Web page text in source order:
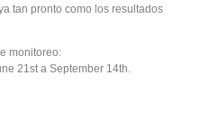
tan pronto como los resultados
monitoreo:
21st a September 14th.